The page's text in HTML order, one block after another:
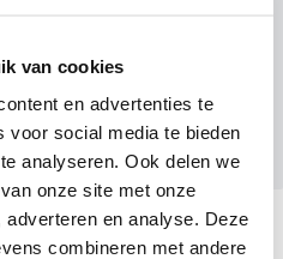
van cookies
en advertenties te
voor social media te bieden
analyseren. Ook delen we
onze site met onze
en analyse. Deze
combineren met andere
binnen enkele uren